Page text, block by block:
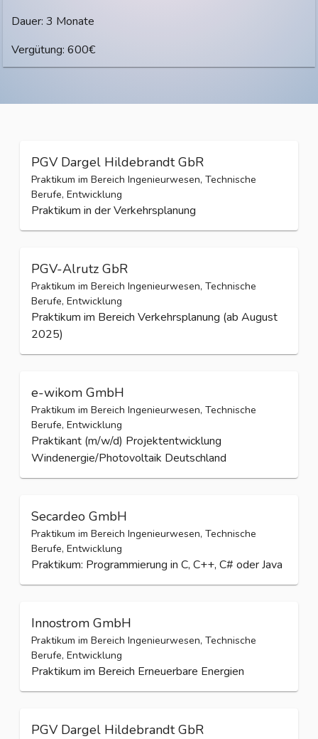
Dauer: 3 Monate
Vergütung: 600€
PGV Dargel Hildebrandt GbR
Praktikum im Bereich Ingenieurwesen, Technische
Berufe, Entwicklung
Praktikum in der Verkehrsplanung
PGV-Alrutz GbR
Praktikum im Bereich Ingenieurwesen, Technische
Berufe, Entwicklung
Praktikum im Bereich Verkehrsplanung (ab August
2025)
e-wikom GmbH
Praktikum im Bereich Ingenieurwesen, Technische
Berufe, Entwicklung
Praktikant (m/w/d) Projektentwicklung
Windenergie/Photovoltaik Deutschland
Secardeo GmbH
Praktikum im Bereich Ingenieurwesen, Technische
Berufe, Entwicklung
Praktikum: Programmierung in C, C++, C# oder Java
Innostrom GmbH
Praktikum im Bereich Ingenieurwesen, Technische
Berufe, Entwicklung
Praktikum im Bereich Erneuerbare Energien
PGV Dargel Hildebrandt GbR